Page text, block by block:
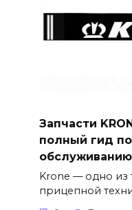
Запчасти
полный гид
Krone — одно из
прицепной